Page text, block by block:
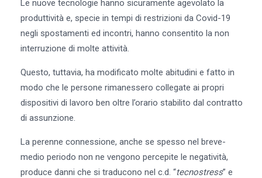
Le nuove tecnologie hanno sicuramente agevolato la
produttività e, specie in tempi di restrizioni da Covid-19
negli spostamenti ed incontri, hanno consentito la non
interruzione di molte attività.
Questo, tuttavia, ha modificato molte abitudini e fatto in
modo che le persone rimanessero collegate ai propri
dispositivi di lavoro ben oltre l’orario stabilito dal contratto
di assunzione.
La perenne connessione, anche se spesso nel breve-
medio periodo non ne vengono percepite le negatività,
produce danni che si traducono nel c.d. “tecnostress” e